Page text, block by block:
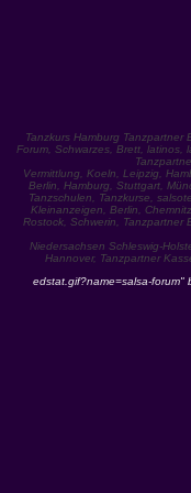
Tanzkurs Hamburg Tanzpartner
Forum, Schwarzes, Brett, latinos,
Vermittlung, Koeln, Leipzig,
Berlin, Hamburg, Stuttgart,
Tanzschulen, Tanzkurse,
Kleinanzeigen, Berlin,
Rostock, Schwerin, Tanzpartner
Niedersachsen Schleswig-
Hannover, Tanzpartner
edstat.gif?name=salsa-forum"